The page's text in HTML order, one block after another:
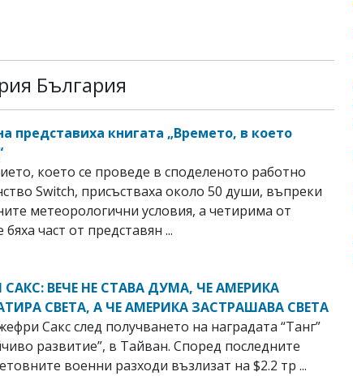
България
представиха книгата „Времето, в което
което се проведе в споделеното работно
Switch, присъстваха около 50 души, въпреки
метеорологични условия, а четирима от
част от представян ...
ВЕЧЕ НЕ СТАВА ДУМА, ЧЕ АМЕРИКА
СВЕТА, А ЧЕ АМЕРИКА ЗАСТРАШАВА СВЕТА
Сакс след получването на наградата “Танг”
развитие”, в Тайван. Според последните
военни разходи възлизат на $2.2 тр ...